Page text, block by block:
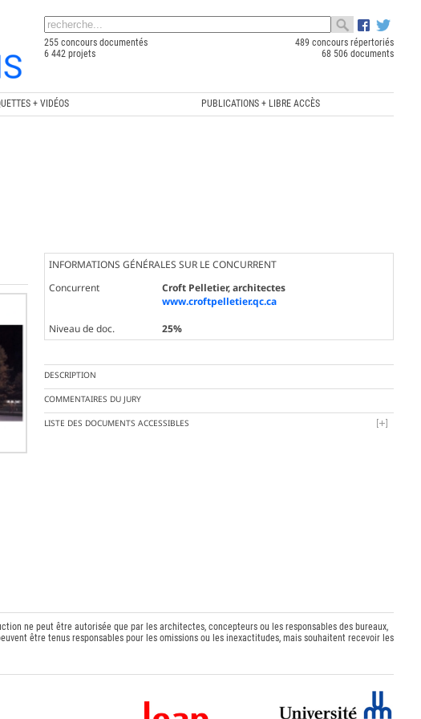
255 concours documentés
489 concours répertoriés
6 442 projets
68 506 documents
+ VIDÉOS PUBLICATIONS + LIBRE ACCÈS
INFORMATIONS GÉNÉRALES SUR LE CONCURRENT
Concurrent
Croft Pelletier, architectes
www.croftpelletier.qc.ca
Niveau de doc.
25%
DESCRIPTION
COMMENTAIRES DU JURY
LISTE DES DOCUMENTS ACCESSIBLES
ne peut être autorisée que par les architectes, concepteurs ou les responsables des bureaux,
être tenus responsables pour les omissions ou les inexactitudes, mais souhaitent recevoir les